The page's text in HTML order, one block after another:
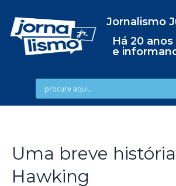
Jornalismo
Há 20
e
Uma breve
Hawking